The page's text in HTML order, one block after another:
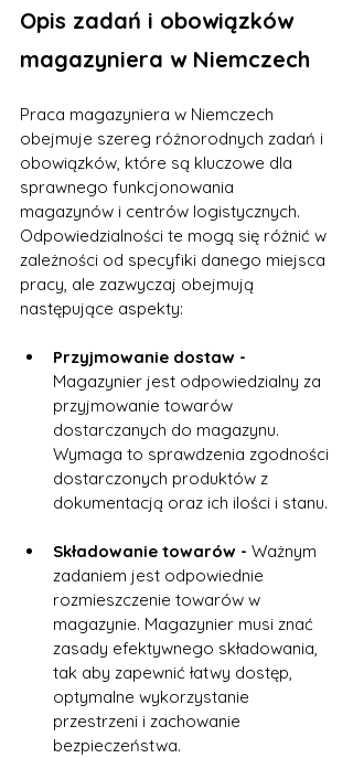
Opis zadań i obowiązków
magazyniera w Niemczech
Praca magazyniera w Niemczech
obejmuje szereg różnorodnych zadań i
obowiązków, które są kluczowe dla
sprawnego funkcjonowania
magazynów i centrów logistycznych.
Odpowiedzialności te mogą się różnić w
zależności od specyfiki danego miejsca
pracy, ale zazwyczaj obejmują
następujące aspekty:
Przyjmowanie dostaw -
Magazynier jest odpowiedzialny za
przyjmowanie towarów
dostarczanych do magazynu.
Wymaga to sprawdzenia zgodności
dostarczonych produktów z
dokumentacją oraz ich ilości i stanu.
Składowanie towarów - Ważnym
zadaniem jest odpowiednie
rozmieszczenie towarów w
magazynie. Magazynier musi znać
zasady efektywnego składowania,
tak aby zapewnić łatwy dostęp,
optymalne wykorzystanie
przestrzeni i zachowanie
bezpieczeństwa.